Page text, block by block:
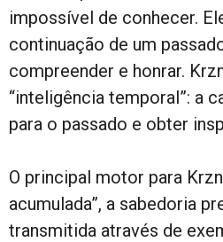
impossível de conhecer.
continuação de um
compreender e honrar.
“inteligência temporal”: a
para o passado e obter
O principal motor para
acumulada”, a sabedoria
transmitida através de